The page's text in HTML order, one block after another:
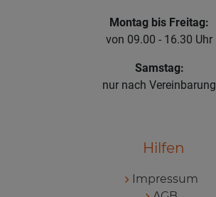
Montag bis Freitag:
von 09.00 - 16.30 Uhr
Samstag:
nur nach Vereinbarung
Hilfen
Impressum